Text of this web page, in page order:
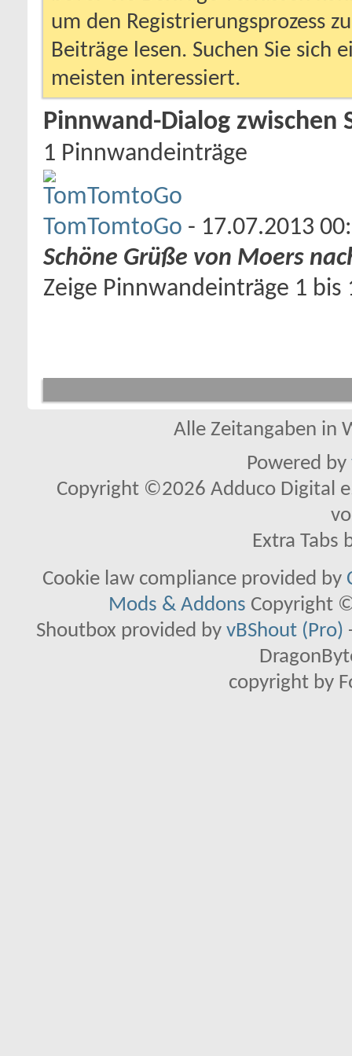
um den Registrierungsprozess
Beiträge lesen. Suchen Sie sich
meisten interessiert.
Pinnwand-Dialog zwischen
1 Pinnwandeinträge
TomTomtoGo - 17.07.2013
Schöne Grüße von Moers
Zeige Pinnwandeinträge 1 bis
Alle Zeitangaben in
Powered by
Copyright ©2026 Adduco Digital
Extra Tabs
Cookie law compliance provided by
Mods & Addons Copyright
Shoutbox provided by vBShout (Pro)
copyright by